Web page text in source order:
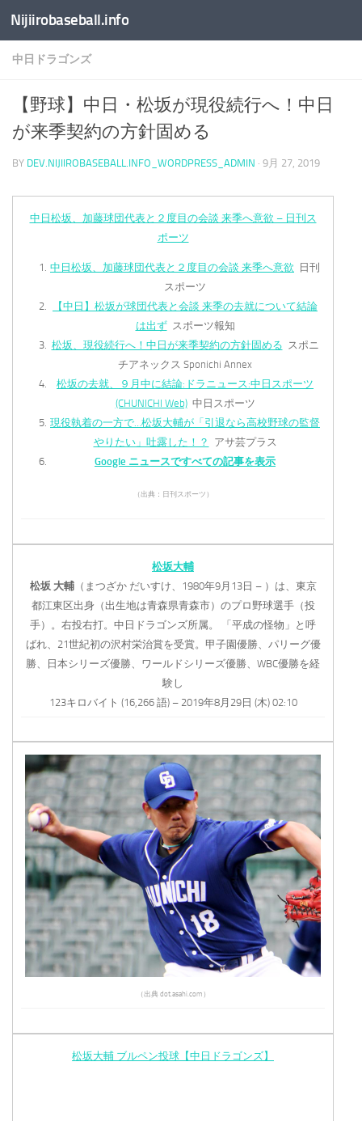
コンテンツへスキップ
Nijiirobaseball.info
中日ドラゴンズ
【野球】中日・松坂が現役続行へ！中日
が来季契約の方針固める
BY DEV.NIJIIROBASEBALL.INFO_WORDPRESS_ADMIN · 9月 27, 2019
中日松坂、加藤球団代表と２度目の会談 来季へ意欲 – 日刊ス
ポーツ
中日松坂、加藤球団代表と２度目の会談 来季へ意欲
日刊
スポーツ
【中日】松坂が球団代表と会談 来季の去就について結論
は出ず スポーツ報知
松坂、現役続行へ！中日が来季契約の方針固める スポニ
チアネックス Sponichi Annex
松坂の去就、９月中に結論:ドラニュース:中日スポーツ
(CHUNICHI Web) 中日スポーツ
現役執着の一方で…松坂大輔が「引退なら高校野球の監督
やりたい」吐露した！？
アサ芸プラス
Google ニュースですべての記事を表示
（出典：日刊スポーツ）
松坂大輔
松坂 大輔（まつざか だいすけ、1980年9月13日 – ）は、東京
都江東区出身（出生地は青森県青森市）のプロ野球選手（投
手）。右投右打。中日ドラゴンズ所属。 「平成の怪物」と呼
ばれ、21世紀初の沢村栄治賞を受賞。甲子園優勝、パリーグ優
勝、日本シリーズ優勝、ワールドシリーズ優勝、WBC優勝を経
験し
123キロバイト (16,266 語) – 2019年8月29日 (木) 02:10
（出典 dot.asahi.com）
松坂大輔 ブルペン投球【中日ドラゴンズ】